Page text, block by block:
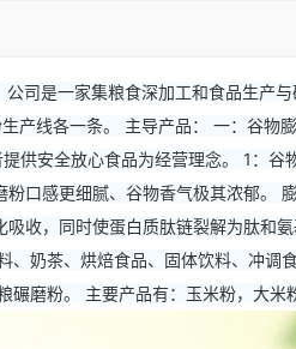
司是一家集粮食深加工和食品生
线各一条。 主导产品： 一：谷物
供安全放心食品为经营理念。 1：
口感更细腻、谷物香气极其浓郁
收，同时使蛋白质肽链裂解为肽
奶茶、烘焙食品、固体饮料、冲
磨粉。 主要产品有：玉米粉，大米